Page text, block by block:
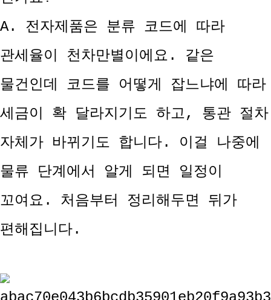
A. 전자제품은 분류 코드에 따라
관세율이 천차만별이에요. 같은
물건인데 코드를 어떻게 잡느냐에 따라
세금이 확 달라지기도 하고, 통관 절차
자체가 바뀌기도 합니다. 이걸 나중에
물류 단계에서 알게 되면 일정이
꼬여요. 처음부터 정리해두면 뒤가
편해집니다.